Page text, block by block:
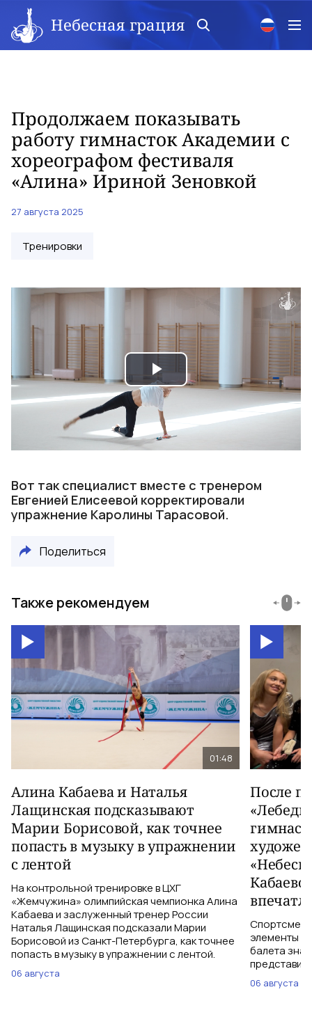
Небесная грация
Продолжаем показывать
работу гимнасток Академии с
хореографом фестиваля
«Алина» Ириной Зеновкой
27 августа 2025
Тренировки
Play
Video
Вот так специалист вместе с тренером
Евгенией Елисеевой корректировали
упражнение Каролины Тарасовой.
Поделиться
Также рекомендуем
01:48
Алина Кабаева и Наталья
Лащинская подсказывают
Марии Борисовой, как точнее
попасть в музыку в упражнении
с лентой
На контрольной тренировке в ЦХГ
«Жемчужина» олимпийская чемпионка Алина
Кабаева и заслуженный тренер России
Наталья Лащинская подсказали Марии
Борисовой из Санкт-Петербурга, как точнее
попасть в музыку в упражнении с лентой.
06 августа
После
элементы
балета
06 августа